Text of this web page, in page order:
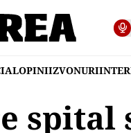
OPINIIZVONURI
spital